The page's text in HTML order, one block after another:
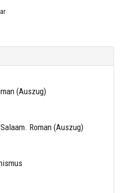
(Auszug)
Roman (Auszug)